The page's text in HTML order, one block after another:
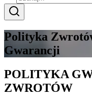
Polityka
Gwarancji
POLITYKA
ZWROTÓW